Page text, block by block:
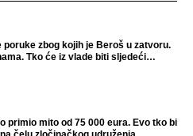
poruke zbog kojih je Beroš u zatvoru.
Tko će iz vlade biti sljedeći
primio mito od 75 000 eura. Evo tko bi